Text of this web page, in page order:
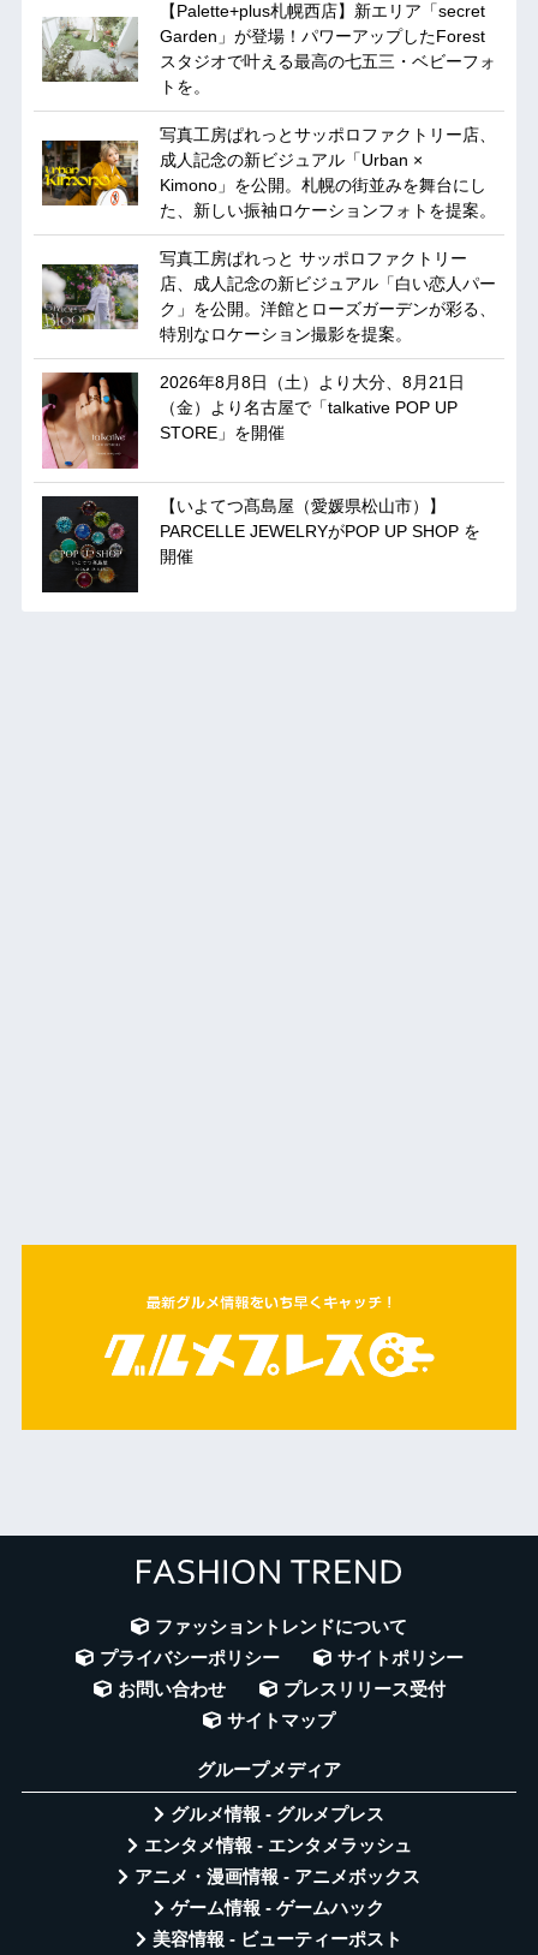
【Palette+plus札幌西店】新エリア「secret
Garden」が登場！パワーアップしたForest
スタジオで叶える最高の七五三・ベビーフォ
トを。
写真工房ぱれっとサッポロファクトリー店、
成人記念の新ビジュアル「Urban ×
Kimono」を公開。札幌の街並みを舞台にし
た、新しい振袖ロケーションフォトを提案。
写真工房ぱれっと サッポロファクトリー
店、成人記念の新ビジュアル「白い恋人パー
ク」を公開。洋館とローズガーデンが彩る、
特別なロケーション撮影を提案。
2026年8月8日（土）より大分、8月21日
（金）より名古屋で「talkative POP UP
STORE」を開催
【いよてつ髙島屋（愛媛県松山市）】
PARCELLE JEWELRYがPOP UP SHOP を
開催
ファッショントレンドについて
プライバシーポリシー
サイトポリシー
お問い合わせ
プレスリリース受付
サイトマップ
グループメディア
グルメ情報 - グルメプレス
エンタメ情報 - エンタメラッシュ
アニメ・漫画情報 - アニメボックス
ゲーム情報 - ゲームハック
美容情報 - ビューティーポスト